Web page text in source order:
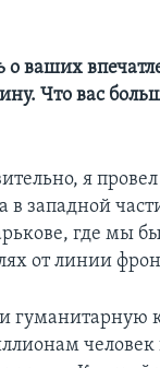
о ваших
Что вас
я
в западной
где мы
от линии
гуманитарную